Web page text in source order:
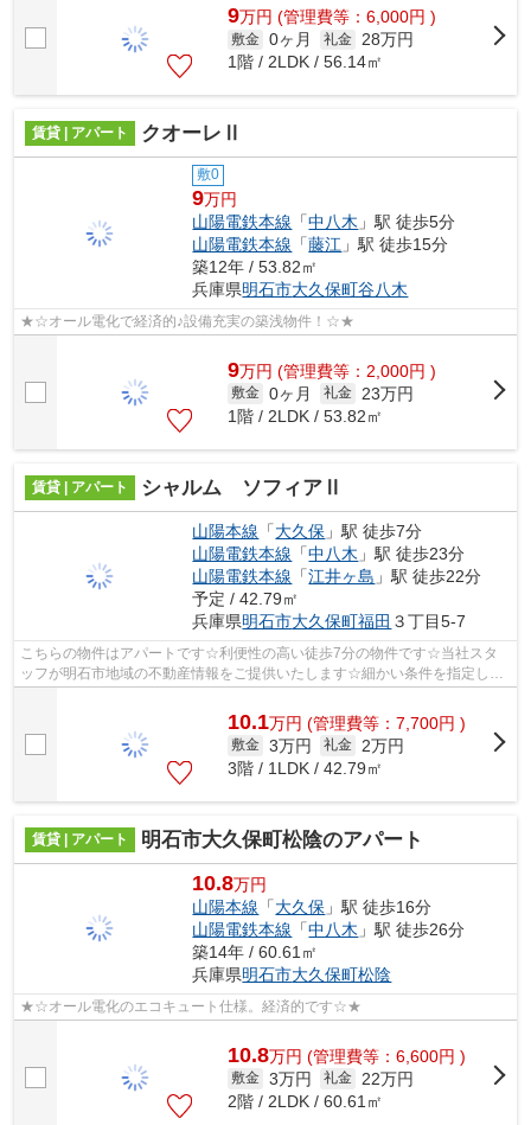
9万円 (管理費等：6,000円 )
敷金 0ヶ月 礼金
28万円
1階 / 2LDK / 56.14㎡
賃貸 | アパート クオーレⅡ
敷0
9万円
山陽電鉄本線 「中八木 」駅 徒歩5分
山陽電鉄本線 「藤江 」駅 徒歩15分
築12年 / 53.82㎡
兵庫県明石市大久保町谷八木
★☆オール電化で経済的♪設備充実の築浅物件！☆★
9万円 (管理費等：2,000円 )
敷金 0ヶ月 礼金
23万円
1階 / 2LDK / 53.82㎡
賃貸 | アパート シャルム ソフィアⅡ
山陽本線 「大久保 」駅 徒歩7分
山陽電鉄本線 「中八木 」駅 徒歩23分
山陽電鉄本線 「江井ヶ島 」駅 徒歩22分
予定 / 42.79㎡
兵庫県明石市大久保町福田 ３丁目5-7
こちらの物件はアパートです☆利便性の高い徒歩7分の物件です☆当社スタ
ッフが明石市地域の不動産情報をご提供いたします☆細かい条件を指定して
10.1万円 (管理費等：7,700円 )
敷金 3万円 礼金
2万円
3階 / 1LDK / 42.79㎡
賃貸 | アパート 明石市大久保町松陰のアパート
10.8万円
山陽本線 「大久保 」駅 徒歩16分
山陽電鉄本線 「中八木 」駅 徒歩26分
築14年 / 60.61㎡
兵庫県明石市大久保町松陰
★☆オール電化のエコキュート仕様。経済的です☆★
10.8万円 (管理費等：6,600円 )
敷金 3万円 礼金
22万円
2階 / 2LDK / 60.61㎡